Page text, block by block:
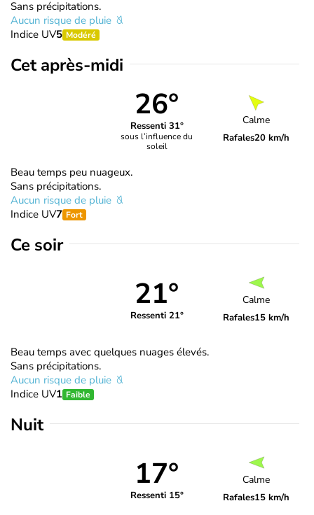
Sans précipitations.
Aucun risque de pluie
Indice UV5 Modéré
Cet après-midi
26°
Ressenti 31°
sous l’influence du
soleil
Calme
Rafales20 km/h
Beau temps peu nuageux.
Sans précipitations.
Aucun risque de pluie
Indice UV7 Fort
Ce soir
21°
Ressenti 21°
Calme
Rafales15 km/h
Beau temps avec quelques nuages élevés.
Sans précipitations.
Aucun risque de pluie
Indice UV1 Faible
Nuit
17°
Ressenti 15°
Calme
Rafales15 km/h